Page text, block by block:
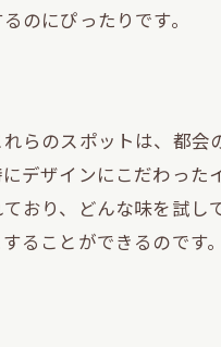
のにぴったりです。
らのスポットは、都会
デザインにこだわった
おり、どんな味を試し
ることができるのです。